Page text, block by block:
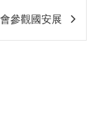
參觀國安展